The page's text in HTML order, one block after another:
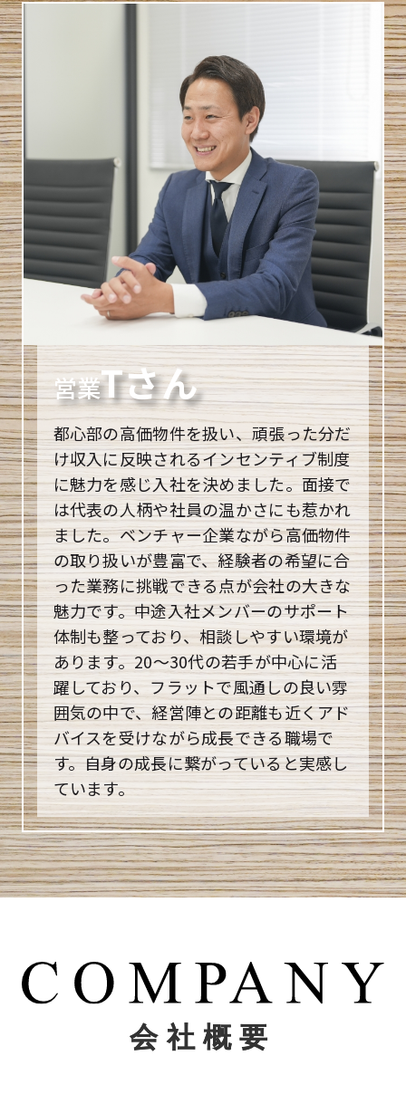
営業Tさん
都心部の高価物件を扱い、頑張った分だ
け収入に反映されるインセンティブ制度
に魅力を感じ入社を決めました。面接で
は代表の人柄や社員の温かさにも惹かれ
ました。ベンチャー企業ながら高価物件
の取り扱いが豊富で、経験者の希望に合
った業務に挑戦できる点が会社の大きな
魅力です。中途入社メンバーのサポート
体制も整っており、相談しやすい環境が
あります。20〜30代の若手が中心に活
躍しており、フラットで風通しの良い雰
囲気の中で、経営陣との距離も近くアド
バイスを受けながら成長できる職場で
す。自身の成長に繋がっていると実感し
ています。
会社概要